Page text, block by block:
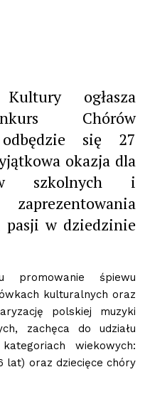
ogłasza
Chórów
się 27
okazja dla
szkolnych i
w dziedzinie
promowanie śpiewu
kulturalnych oraz
polskiej muzyki
zachęca do udziału
wiekowych:
lat) oraz dziecięce chóry